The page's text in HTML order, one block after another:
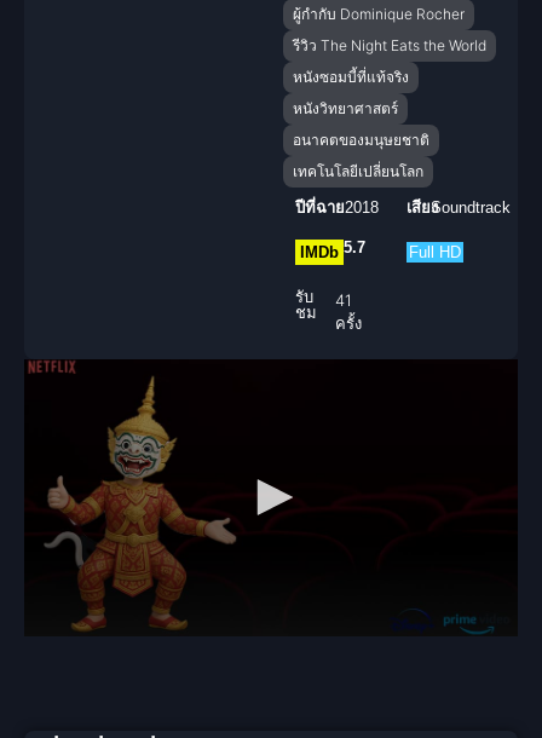
ผู้กำกับ Dominique Rocher
รีวิว The Night Eats the World
หนังซอมบี้ที่แท้จริง
หนังวิทยาศาสตร์
อนาคตของมนุษยชาติ
เทคโนโลยีเปลี่ยนโลก
ปีที่ฉาย2018 เสียงSoundtrack
IMDb 5.7 Full HD
รับ
ชม
41
ครั้ง